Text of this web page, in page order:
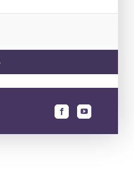
FacebookYoutube